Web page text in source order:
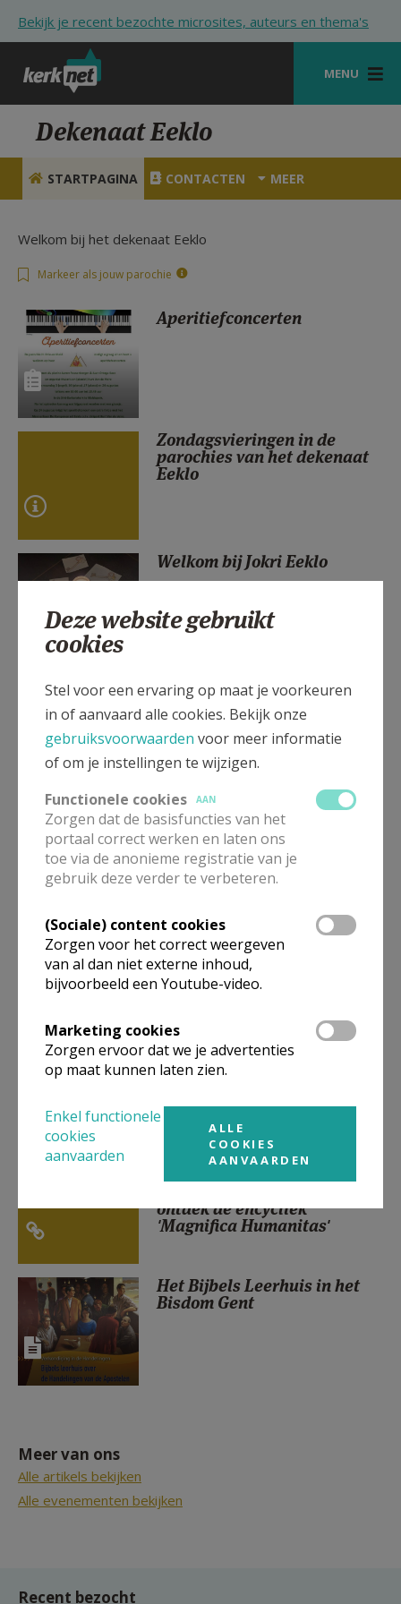
Bekijk je recent bezochte microsites, auteurs en thema's
MENU
STARTPAGINA
VIERINGEN
SHOP
ZOEKEN
HULP
STARTPAGINA PORTAAL
MIJN PAROCHIE
AANMELDEN OF REGISTREREN
Dekenaat Eeklo
STARTPAGINA CONTACTEN MEER
Welkom bij het dekenaat Eeklo
Markeer als jouw parochie
Aperitiefconcerten
Zondagsvieringen in de
parochies van het dekenaat
Eeklo
Welkom bij Jokri Eeklo
Ecokerk lanceert campagne
in wzc De Kleithoeve in
Maldegem
Onze 5 tv-tips voor de
komende dagen (vanaf
08/08/2026)
Vaar nu naar diep water
Alpha: een boeiend avontuur.
ontdek de encycliek
'Magnifica Humanitas'
Het Bijbels Leerhuis in het
Bisdom Gent
Meer van ons
Alle artikels bekijken
Alle evenementen bekijken
Recent bezocht
Deze website gebruikt
cookies
Stel voor een ervaring op maat je voorkeuren
in of aanvaard alle cookies. Bekijk onze
gebruiksvoorwaarden voor meer informatie
of om je instellingen te wijzigen.
Functionele cookies
AAN
Zorgen dat de basisfuncties van het
portaal correct werken en laten ons
toe via de anonieme registratie van je
gebruik deze verder te verbeteren.
(Sociale) content cookies
Zorgen voor het correct weergeven
van al dan niet externe inhoud,
bijvoorbeeld een Youtube-video.
Marketing cookies
Zorgen ervoor dat we je advertenties
op maat kunnen laten zien.
Enkel functionele
cookies
aanvaarden
ALLE
COOKIES
AANVAARDEN